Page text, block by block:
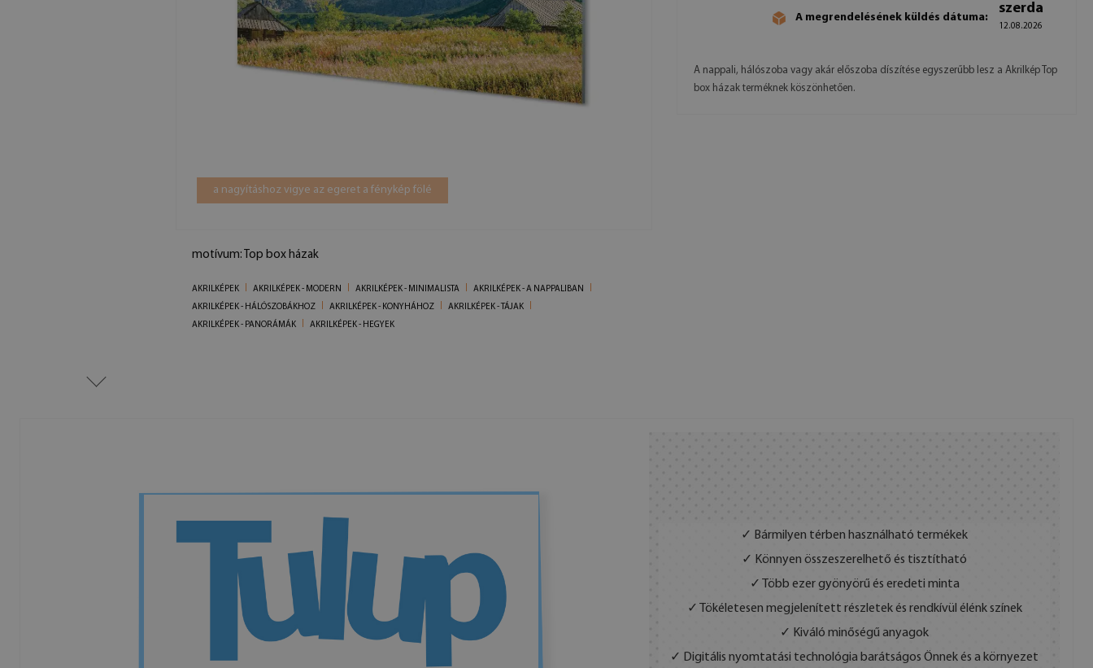
a nagyításhoz vigye az egeret a fénykép fölé
motívum: Top box házak
AKRILKÉPEK AKRILKÉPEK - MODERN AKRILKÉPEK - MINIMALISTA
AKRILKÉPEK - A NAPPALIBAN
AKRILKÉPEK - HÁLÓSZOBÁKHOZ
AKRILKÉPEK - KONYHÁHOZ
AKRILKÉPEK - TÁJAK
AKRILKÉPEK - PANORÁMÁK
AKRILKÉPEK - HEGYEK
A megrendelésének küldés dátuma:
szerda
12.08.2026
A nappali, hálószoba vagy akár előszoba díszítése egyszerűbb lesz a Akrilkép Top
box házak terméknek köszönhetően.
✓ Bármilyen térben használható termékek
✓ Könnyen összeszerelhető és tisztítható
✓ Több ezer gyönyörű és eredeti minta
✓ Tökéletesen megjelenített részletek és rendkívül élénk színek
✓ Kiváló minőségű anyagok
✓ Digitális nyomtatási technológia barátságos Önnek és a környezet